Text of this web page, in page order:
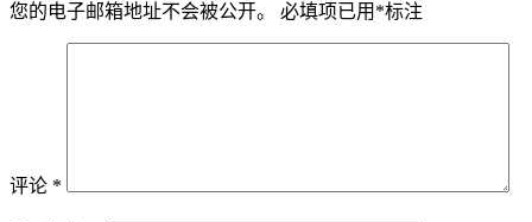
您的电子邮箱地址不会被公开。 必填项已用 *标注
评论 *